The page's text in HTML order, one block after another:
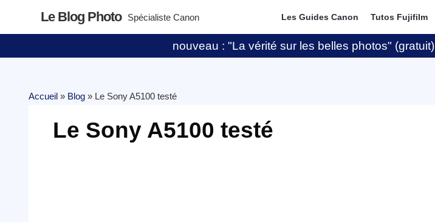
Le Blog Photo Spécialiste Canon Les Guides Canon Tutos Fujifilm
nouveau : "La vérité sur les belles photos" (gratuit)
Accueil » Blog » Le Sony A5100 testé
Le Sony A5100 testé